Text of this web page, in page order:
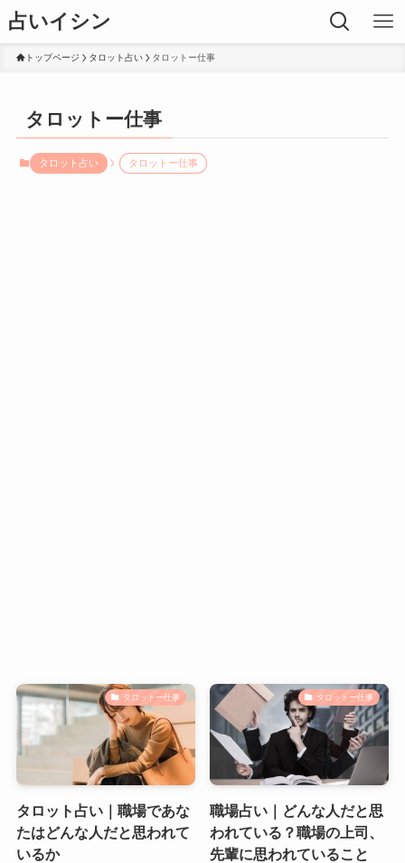
占いイシン
トップページ タロット占い タロットー仕事
タロットー仕事
タロット占い タロットー仕事
タロットー仕事
タロット占い｜職場であな
たはどんな人だと思われて
いるか
タロットー仕事
職場占い｜どんな人だと思
われている？職場の上司、
先輩に思われていること